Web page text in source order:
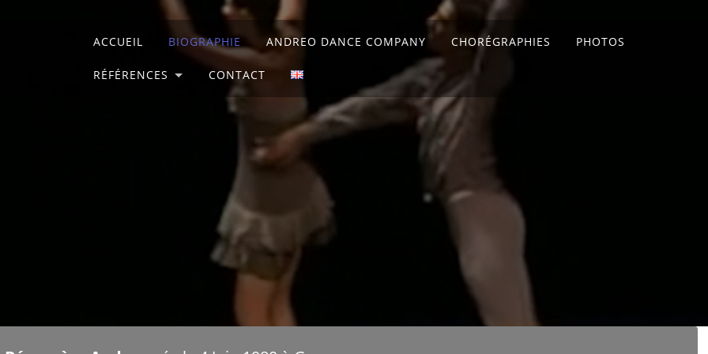
ACCUEIL BIOGRAPHIE ANDREO DANCE COMPANY CHORÉGRAPHIES PHOTOS
RÉFÉRENCES CONTACT